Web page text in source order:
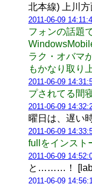
北本線) 上川
2011-06-09
フォンの話題
ラク・オバマ
もかなり取り
2011-06-09
プされてる間
2011-06-09
曜日は、遅い
2011-06-09
fullをインスト
2011-06-09
と………！
2011-06-09